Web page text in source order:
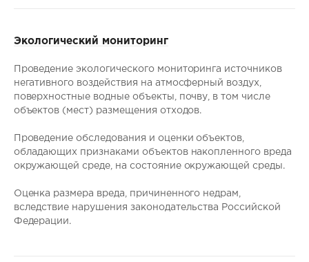
Экологический мониторинг
Проведение экологического мониторинга источников
негативного воздействия на атмосферный воздух,
поверхностные водные объекты, почву, в том числе
объектов (мест) размещения отходов.
Проведение обследования и оценки объектов,
обладающих признаками объектов накопленного вреда
окружающей среде, на состояние окружающей среды.
Оценка размера вреда, причиненного недрам,
вследствие нарушения законодательства Российской
Федерации.